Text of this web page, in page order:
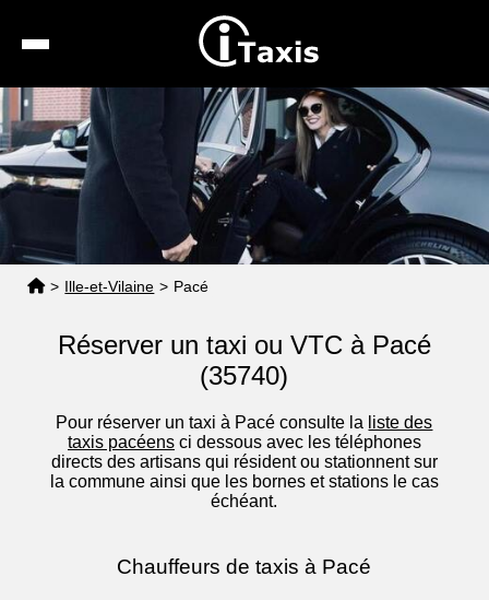
Recherche
Calcul de tarif
Taxis conventionnés
Espace pro
> Ille-et-Vilaine > Pacé
Réserver un taxi ou VTC à Pacé
(35740)
Pour réserver un taxi à Pacé consulte la liste des
taxis pacéensci dessous avec les téléphones
directs des artisans qui résident ou stationnent sur
la commune ainsi que les bornes et stations le cas
échéant.
Chauffeurs de taxis à Pacé